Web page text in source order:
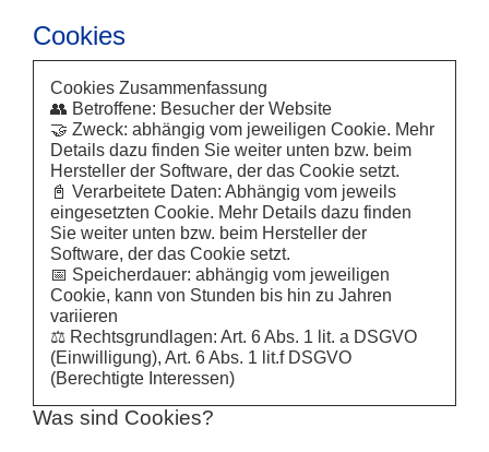
Cookies
Cookies Zusammenfassung
👥 Betroffene: Besucher der Website
🤝 Zweck: abhängig vom jeweiligen Cookie. Mehr
Details dazu finden Sie weiter unten bzw. beim
Hersteller der Software, der das Cookie setzt.
📓 Verarbeitete Daten: Abhängig vom jeweils
eingesetzten Cookie. Mehr Details dazu finden
Sie weiter unten bzw. beim Hersteller der
Software, der das Cookie setzt.
📅 Speicherdauer: abhängig vom jeweiligen
Cookie, kann von Stunden bis hin zu Jahren
variieren
⚖️ Rechtsgrundlagen: Art. 6 Abs. 1 lit. a DSGVO
(Einwilligung), Art. 6 Abs. 1 lit.f DSGVO
(Berechtigte Interessen)
Was sind Cookies?